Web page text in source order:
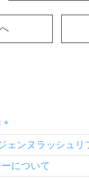
ェンヌラッシュ
について